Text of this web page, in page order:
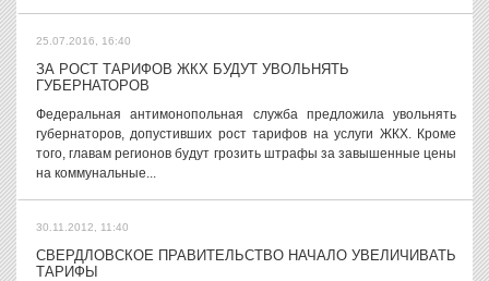
25.07.2016, 16:40
ЗА РОСТ ТАРИФОВ ЖКХ БУДУТ УВОЛЬНЯТЬ
ГУБЕРНАТОРОВ
Федеральная антимонопольная служба предложила увольнять
губернаторов, допустивших рост тарифов на услуги ЖКХ. Кроме
того, главам регионов будут грозить штрафы за завышенные цены
на коммунальные...
30.11.2012, 11:40
СВЕРДЛОВСКОЕ ПРАВИТЕЛЬСТВО НАЧАЛО УВЕЛИЧИВАТЬ
ТАРИФЫ